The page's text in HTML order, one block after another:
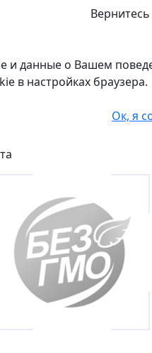
данные о Вашем
в настройках браузера.
Ок, я